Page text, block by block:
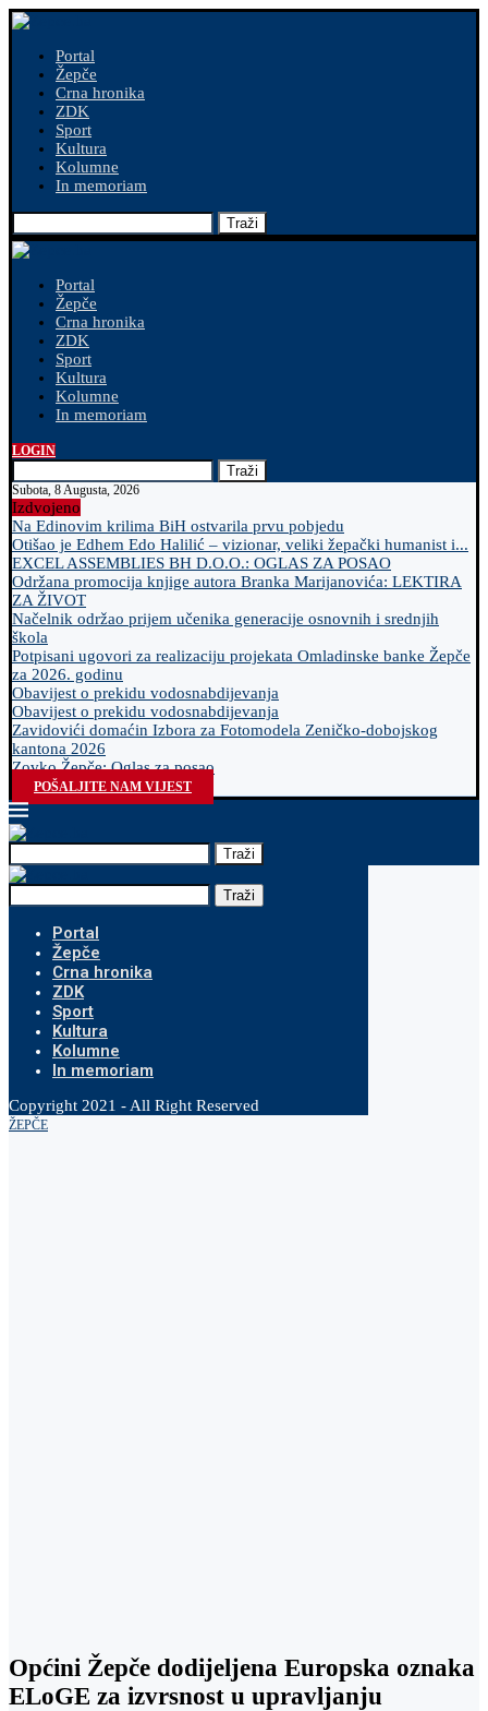
Portal
Žepče
Crna hronika
ZDK
Sport
Kultura
Kolumne
In memoriam
Traži
Portal
Žepče
Crna hronika
ZDK
Sport
Kultura
Kolumne
In memoriam
LOGIN
Traži
Subota, 8 Augusta, 2026
Izdvojeno
Na Edinovim krilima BiH ostvarila prvu pobjedu
Otišao je Edhem Edo Halilić – vizionar, veliki žepački humanist i...
EXCEL ASSEMBLIES BH D.O.O.: OGLAS ZA POSAO
Održana promocija knjige autora Branka Marijanovića: LEKTIRA
ZA ŽIVOT
Načelnik održao prijem učenika generacije osnovnih i srednjih
škola
Potpisani ugovori za realizaciju projekata Omladinske banke Žepče
za 2026. godinu
Obavijest o prekidu vodosnabdijevanja
Obavijest o prekidu vodosnabdijevanja
Zavidovići domaćin Izbora za Fotomodela Zeničko-dobojskog
kantona 2026
Zovko Žepče: Oglas za posao
POŠALJITE NAM VIJEST
Traži
Traži
Portal
Žepče
Crna hronika
ZDK
Sport
Kultura
Kolumne
In memoriam
Copyright 2021 - All Right Reserved
ŽEPČE
Općini Žepče dodijeljena Europska oznaka
ELoGE za izvrsnost u upravljanju